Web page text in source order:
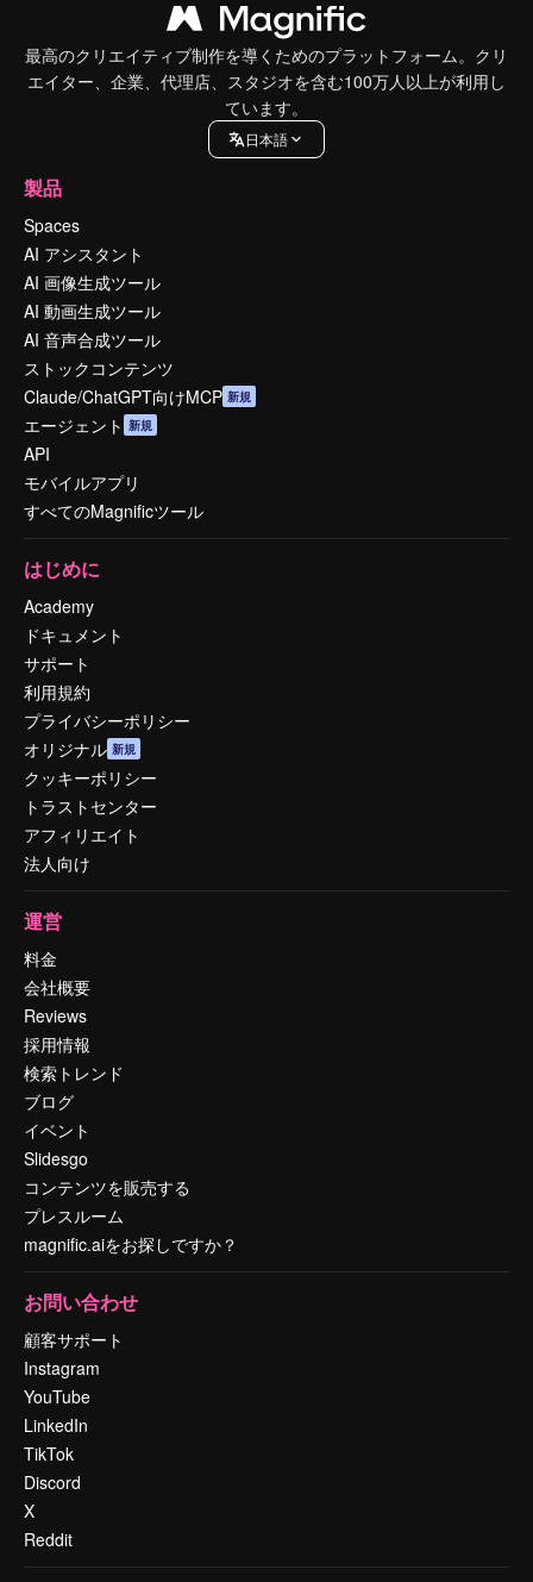
最高のクリエイティブ制作を導くためのプラットフォーム。クリ
エイター、企業、代理店、スタジオを含む100万人以上が利用し
ています。
日本語
製品
Spaces
AI アシスタント
AI 画像生成ツール
AI 動画生成ツール
AI 音声合成ツール
ストックコンテンツ
Claude/ChatGPT向けMCP 新規
エージェント 新規
API
モバイルアプリ
すべてのMagnificツール
はじめに
Academy
ドキュメント
サポート
利用規約
プライバシーポリシー
オリジナル 新規
クッキーポリシー
トラストセンター
アフィリエイト
法人向け
運営
料金
会社概要
Reviews
採用情報
検索トレンド
ブログ
イベント
Slidesgo
コンテンツを販売する
プレスルーム
magnific.aiをお探しですか？
お問い合わせ
顧客サポート
Instagram
YouTube
LinkedIn
TikTok
Discord
X
Reddit